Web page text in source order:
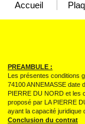
Accueil
PREAMBULE :
Les présentes conditions
74100 ANNEMASSE date
PIERRE DU NORD et les
proposé par LA PIERRE
ayant la capacité juridique
Conclusion du contrat